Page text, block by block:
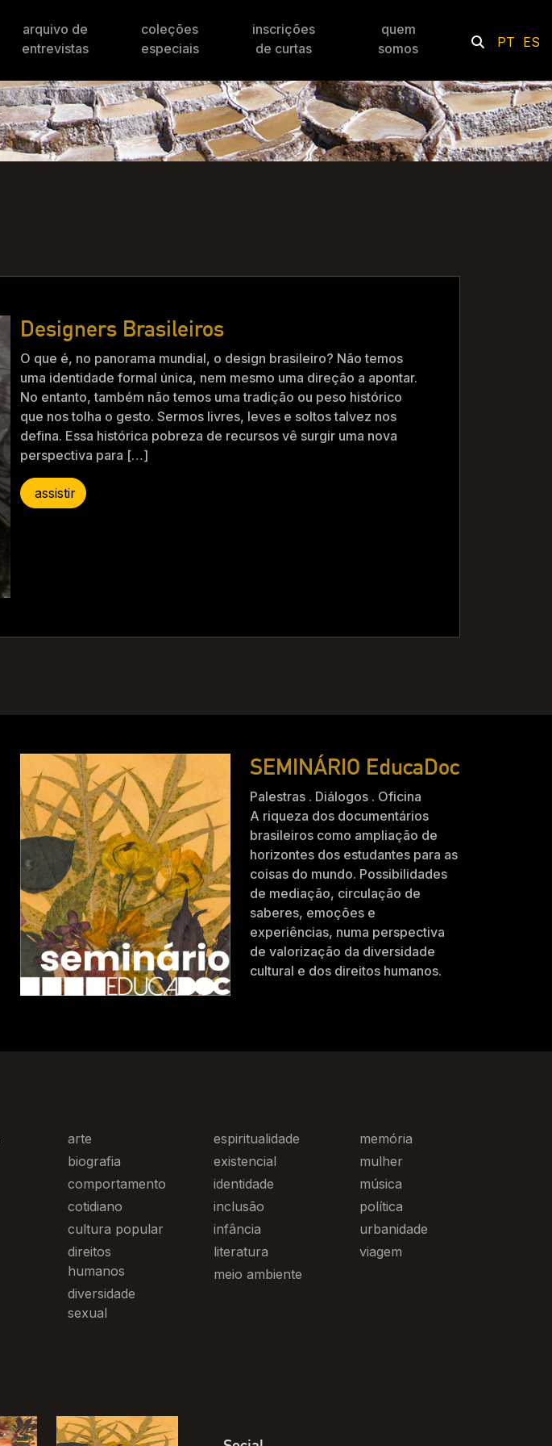
arquivo de
entrevistas
coleções
especiais
inscrições
de curtas
quem
somos
PT ES
Designers Brasileiros
O que é, no panorama mundial, o design brasileiro? Não temos
uma identidade formal única, nem mesmo uma direção a apontar.
No entanto, também não temos uma tradição ou peso histórico
que nos tolha o gesto. Sermos livres, leves e soltos talvez nos
defina. Essa histórica pobreza de recursos vê surgir uma nova
perspectiva para […]
assistir
SEMINÁRIO EducaDoc
Palestras . Diálogos . Oficina
A riqueza dos documentários
brasileiros como ampliação de
horizontes dos estudantes para as
coisas do mundo. Possibilidades
de mediação, circulação de
saberes, emoções e
experiências, numa perspectiva
de valorização da diversidade
cultural e dos direitos humanos.
arte
biografia
comportamento
cotidiano
cultura popular
direitos
humanos
diversidade
sexual
espiritualidade
existencial
identidade
inclusão
infância
literatura
meio ambiente
memória
mulher
música
política
urbanidade
viagem